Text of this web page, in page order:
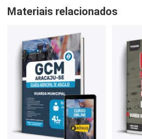
Materiais relacionados